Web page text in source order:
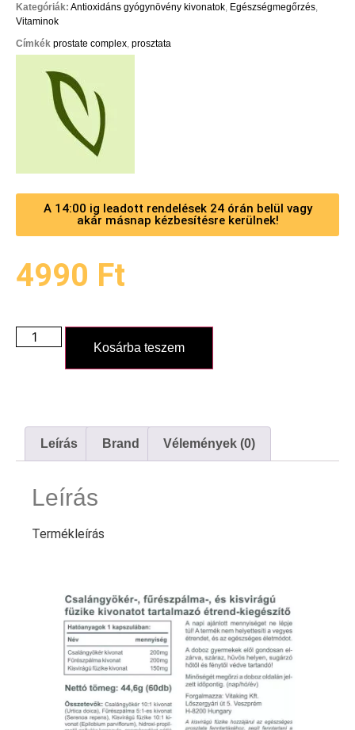
Kategóriák: Antioxidáns gyógynövény kivonatok, Egészségmegőrzés,
Vitaminok
Címkék prostate complex, prosztata
A 14:00 ig leadott rendelések 24 órán belül vagy
akár másnap kézbesítésre kerülnek!
4990 Ft
Kosárba teszem
Leírás Brand Vélemények (0)
Leírás
Termékleírás